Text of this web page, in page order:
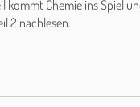
kommt Chemie ins Spiel
2 nachlesen.